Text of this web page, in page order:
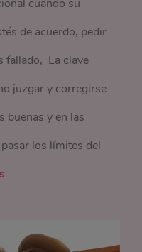
cuando su
de acuerdo, pedir
fallado, La clave
juzgar y corregirse
buenas y en las
los límites del